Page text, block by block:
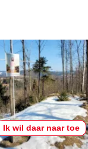
Ik wil daar naar toe